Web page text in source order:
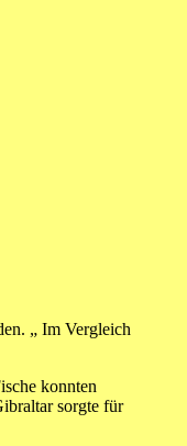
„ Im Vergleich
konnten
sorgte für